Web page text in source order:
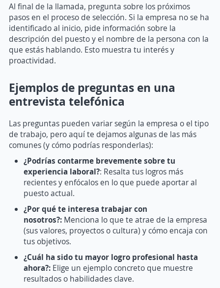
Al final de la llamada, pregunta sobre los próximos
pasos en el proceso de selección. Si la empresa no se ha
identificado al inicio, pide información sobre la
descripción del puesto y el nombre de la persona con la
que estás hablando. Esto muestra tu interés y
proactividad.
Ejemplos de preguntas en una
entrevista telefónica
Las preguntas pueden variar según la empresa o el tipo
de trabajo, pero aquí te dejamos algunas de las más
comunes (y cómo podrías responderlas):
¿Podrías contarme brevemente sobre tu
experiencia laboral?: Resalta tus logros más
recientes y enfócalos en lo que puede aportar al
puesto actual.
¿Por qué te interesa trabajar con
nosotros?: Menciona lo que te atrae de la empresa
(sus valores, proyectos o cultura) y cómo encaja con
tus objetivos.
¿Cuál ha sido tu mayor logro profesional hasta
ahora?: Elige un ejemplo concreto que muestre
resultados o habilidades clave.